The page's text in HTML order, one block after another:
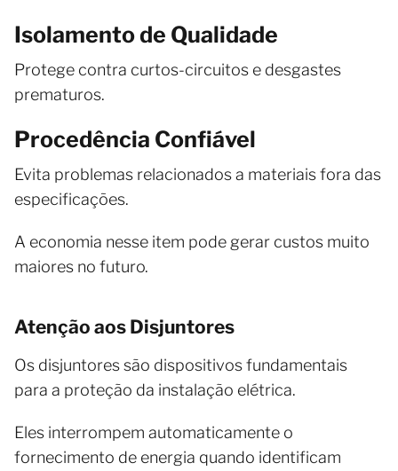
Isolamento de Qualidade
Protege contra curtos-circuitos e desgastes
prematuros.
Procedência Confiável
Evita problemas relacionados a materiais fora das
especificações.
A economia nesse item pode gerar custos muito
maiores no futuro.
Atenção aos Disjuntores
Os disjuntores são dispositivos fundamentais
para a proteção da instalação elétrica.
Eles interrompem automaticamente o
fornecimento de energia quando identificam